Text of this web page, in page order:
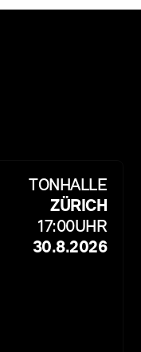
TONHALLE
ZÜRICH
17:00UHR
30.8.2026